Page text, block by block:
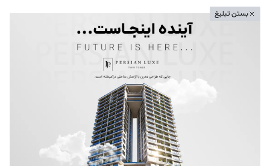
بستن تبلیغ